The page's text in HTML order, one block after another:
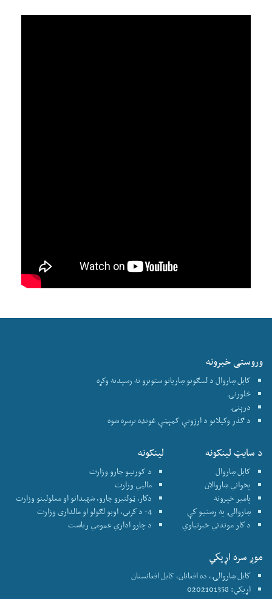
وروستی خبرونه
کابل ښاروال د لسګونو ښاریانو ستونزو ته رسېدنه وکړه
څلورنۍ
درېنۍ
د ګذر وکیلانو د ارزونې کمېټې غونډه ترسره شوه
د سایټ لینکونه
کابل ښاروال
پخواني ښاروالان
پامير خپرونه
ښاروالۍ په رسنيو كې
د كار موندني خبرتياوي
لینکونه
د کورنیو چارو وزارت
ماليي وزارت
دكار، ټولنيزو چارو، شهيدانو او معلولينو وزارت
4- د كرني، اوبو لګولو او مالداری وزارت
د چارو اداري عمومي رياست
موږ سره اړيكي
كابل ښاروالۍ، ده افغانان، کابل افغانستان
اړیکي: 0202101358